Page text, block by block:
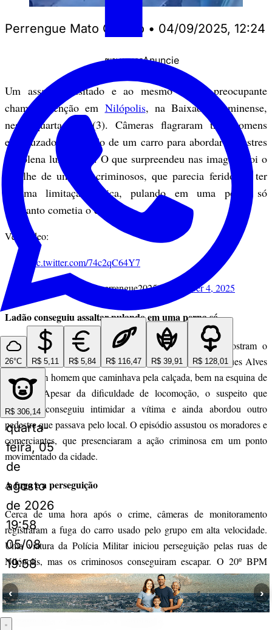
26°C R$ 5,11 R$ 5,84 R$ 116,47 R$ 39,91 R$ 128,01
R$ 306,14
quarta-
feira, 05
de
agosto
de 2026
19:58
05/08
19:58
‹ ›
Perrengue Mato Grosso • 04/09/2025, 12:24
PUBLICIDADEAnuncie
Um assalto inusitado e ao mesmo tempo preocupante
chamou atenção em Nilópolis, na Baixada Fluminense,
nesta quarta-feira (3). Câmeras flagraram três homens
encapuzados descendo de um carro para abordar pedestres
em plena luz do dia. O que surpreendeu nas imagens foi o
detalhe de um dos criminosos, que parecia ferido ou ter
alguma limitação física, pulando em uma perna só
enquanto cometia o crime.
Veja vídeo:
pic.twitter.com/74c2qC64Y7
— Perrengue2 (@perrengue2025)September 4, 2025
Ladão conseguiu assaltar pulando em uma perna só
As imagens registradas pelas câmeras de segurança mostram o
momento em que o trio chega à Rua Comendador Rodrigues Alves
e rende um homem que caminhava pela calçada, bem na esquina de
um bar. Apesar da dificuldade de locomoção, o suspeito que
mancava conseguiu intimidar a vítima e ainda abordou outro
pedestre que passava pelo local. O episódio assustou os moradores e
comerciantes, que presenciaram a ação criminosa em um ponto
movimentado da cidade.
A fuga e a perseguição
Cerca de uma hora após o crime, câmeras de monitoramento
registraram a fuga do carro usado pelo grupo em alta velocidade.
Uma viatura da Polícia Militar iniciou perseguição pelas ruas de
Nilópolis, mas os criminosos conseguiram escapar. O 20º BPM
(Mesquita) informou que segue em buscas para identificar e capturar
os envolvidos.
Insegurança e alerta para a população